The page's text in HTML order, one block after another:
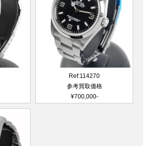
Ref:114270
参考買取価格
¥700,000-